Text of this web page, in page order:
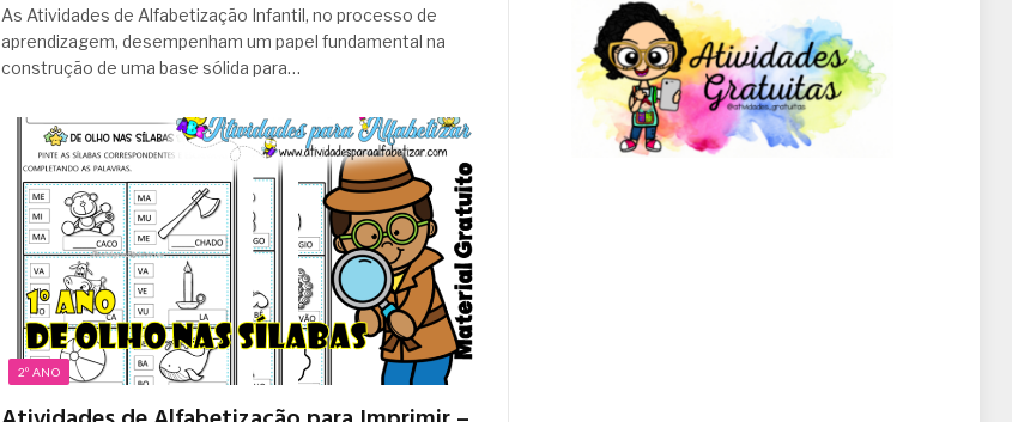
As Atividades de Alfabetização Infantil, no processo de
aprendizagem, desempenham um papel fundamental na
construção de uma base sólida para…
2º ANO